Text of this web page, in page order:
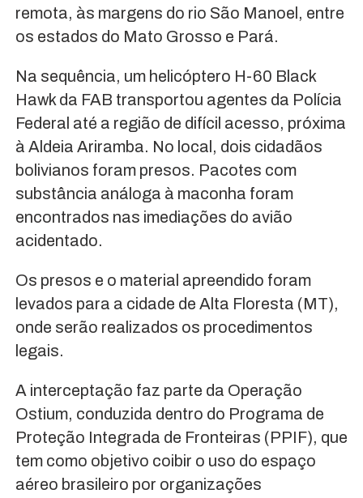
remota, às margens do rio São Manoel, entre
os estados do Mato Grosso e Pará.
Na sequência, um helicóptero H-60 Black
Hawk da FAB transportou agentes da Polícia
Federal até a região de difícil acesso, próxima
à Aldeia Ariramba. No local, dois cidadãos
bolivianos foram presos. Pacotes com
substância análoga à maconha foram
encontrados nas imediações do avião
acidentado.
Os presos e o material apreendido foram
levados para a cidade de Alta Floresta (MT),
onde serão realizados os procedimentos
legais.
A interceptação faz parte da Operação
Ostium, conduzida dentro do Programa de
Proteção Integrada de Fronteiras (PPIF), que
tem como objetivo coibir o uso do espaço
aéreo brasileiro por organizações